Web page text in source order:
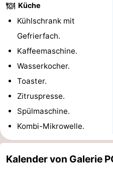
Golfplatze
-
Sportangeln
Mondriaan
Toorop
Essen
und
trinken
Veranstaltungen
Ringstechen
Praktisch
Küche
Kühlschrank mit
Gefrierfach.
Kaffeemaschine.
Wasserkocher.
Toaster.
Zitruspresse.
Spülmaschine.
Kombi-Mikrowelle.
Kalender von Galerie